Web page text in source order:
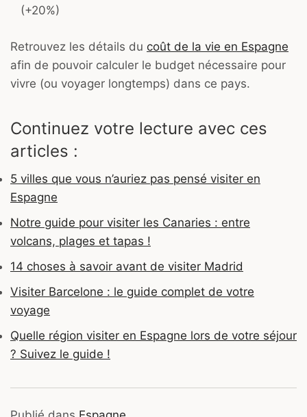
(+20%)
Retrouvez les détails du coût de la vie en Espagne
afin de pouvoir calculer le budget nécessaire pour
vivre (ou voyager longtemps) dans ce pays.
Continuez votre lecture avec ces
articles :
5 villes que vous n’auriez pas pensé visiter en
Espagne
Notre guide pour visiter les Canaries : entre
volcans, plages et tapas !
14 choses à savoir avant de visiter Madrid
Visiter Barcelone : le guide complet de votre
voyage
Quelle région visiter en Espagne lors de votre séjour
? Suivez le guide !